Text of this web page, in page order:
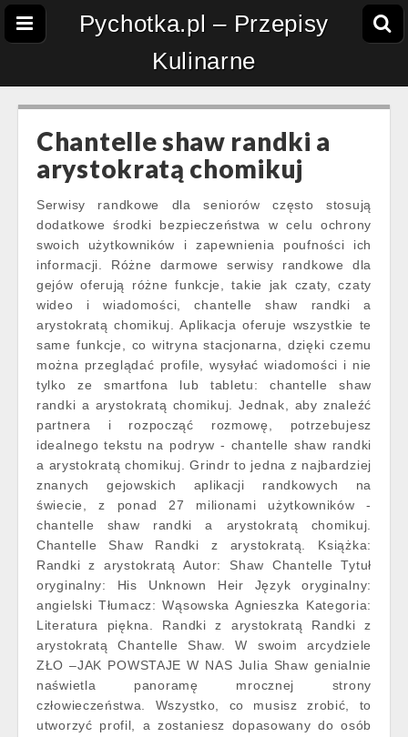
Pychotka.pl – Przepisy
Kulinarne
Chantelle shaw randki a
arystokratą chomikuj
Serwisy randkowe dla seniorów często stosują
dodatkowe środki bezpieczeństwa w celu ochrony
swoich użytkowników i zapewnienia poufności ich
informacji. Różne darmowe serwisy randkowe dla
gejów oferują różne funkcje, takie jak czaty, czaty
wideo i wiadomości, chantelle shaw randki a
arystokratą chomikuj. Aplikacja oferuje wszystkie te
same funkcje, co witryna stacjonarna, dzięki czemu
można przeglądać profile, wysyłać wiadomości i nie
tylko ze smartfona lub tabletu: chantelle shaw
randki a arystokratą chomikuj. Jednak, aby znaleźć
partnera i rozpocząć rozmowę, potrzebujesz
idealnego tekstu na podryw - chantelle shaw randki
a arystokratą chomikuj. Grindr to jedna z najbardziej
znanych gejowskich aplikacji randkowych na
świecie, z ponad 27 milionami użytkowników -
chantelle shaw randki a arystokratą chomikuj.
Chantelle Shaw Randki z arystokratą. Książka:
Randki z arystokratą Autor: Shaw Chantelle Tytuł
oryginalny: His Unknown Heir Język oryginalny:
angielski Tłumacz: Wąsowska Agnieszka Kategoria:
Literatura piękna. Randki z arystokratą Randki z
arystokratą Chantelle Shaw. W swoim arcydziele
ZŁO –JAK POWSTAJE W NAS Julia Shaw genialnie
naświetla panoramę mrocznej strony
człowieczeństwa. Wszystko, co musisz zrobić, to
utworzyć profil, a zostaniesz dopasowany do osób